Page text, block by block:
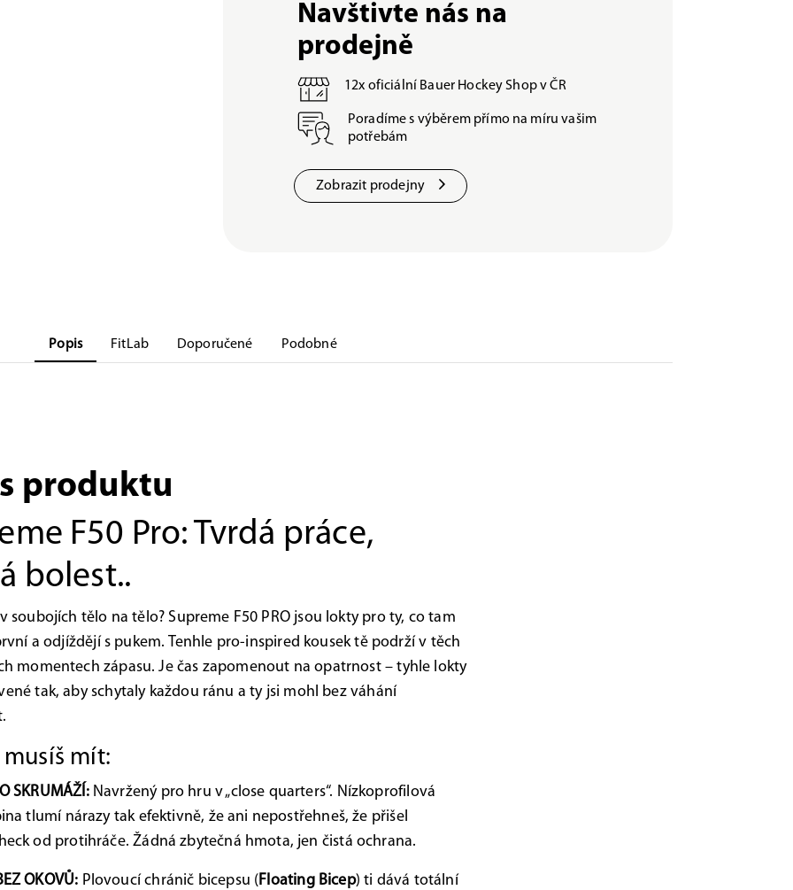
Navštivte nás na
prodejně
12x oficiální Bauer Hockey Shop v ČR
Poradíme s výběrem přímo na míru vašim
potřebám
Zobrazit prodejny
Popis FitLab Doporučené Podobné
produktu
F50 Pro: Tvrdá práce,
bolest..
soubojích tělo na tělo? Supreme F50 PRO jsou lokty pro ty, co tam
a odjíždějí s pukem. Tenhle pro-inspired kousek tě podrží v těch
momentech zápasu. Je čas zapomenout na opatrnost – tyhle lokty
tak, aby schytaly každou ránu a ty jsi mohl bez váhání
musíš mít:
SKRUMÁŽÍ:Navržený pro hru v „close quarters“. Nízkoprofilová
tlumí nárazy tak efektivně, že ani nepostřehneš, že přišel
od protihráče. Žádná zbytečná hmota, jen čistá ochrana.
OKOVŮ: Plovoucí chránič bicepsu (Floating Bicep) ti dává totální